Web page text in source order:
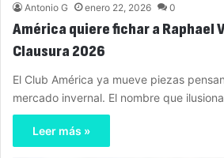
Antonio G enero 22, 2026 0
América quiere fichar a Raphael
Clausura 2026
El Club América ya mueve piezas
mercado invernal. El nombre que
Leer más »